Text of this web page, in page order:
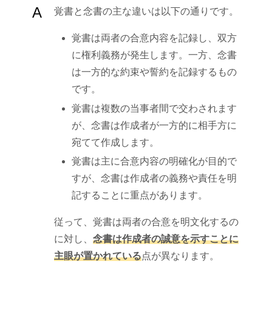
A 覚書と念書の主な違いは以下の通りです。
覚書は両者の合意内容を記録し、双方
に権利義務が発生します。一方、念書
は一方的な約束や誓約を記録するもの
です。
覚書は複数の当事者間で交わされます
が、念書は作成者が一方的に相手方に
宛てて作成します。
覚書は主に合意内容の明確化が目的で
すが、念書は作成者の義務や責任を明
記することに重点があります。
従って、覚書は両者の合意を明文化するの
に対し、 念書は作成者の誠意を示すことに
主眼が置かれている点が異なります。